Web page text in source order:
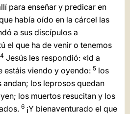
POLSKI
العربيّة
LATINE
para enseñar y predicar en
había oído en la cárcel las
a sus discípulos a
el que ha de venir o tenemos
4 Jesús les respondió: «Id a
estáis viendo y oyendo: 5los
los leprosos quedan
los muertos resucitan y los
6¡Y bienaventurado el que